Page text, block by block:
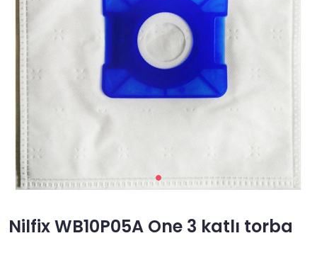
Nilfix WB10P05A One 3 katlı torba